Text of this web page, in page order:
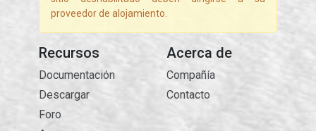
proveedor de alojamiento.
Recursos
Documentación
Descargar
Foro
Acerca de
Compañía
Contacto